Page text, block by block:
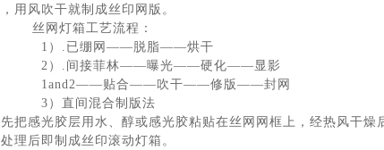
，用风吹干就制成丝印网版。
丝网灯箱工艺流程：
1）.已绷网——脱脂——烘干
2）.间接菲林——曝光——硬化——显影
1and2——贴合——吹干——修版——封网
3）直间混合制版法
先把感光胶层用水、醇或感光胶粘贴在丝网网框上，经热风干
处理后即制成丝印滚动灯箱。